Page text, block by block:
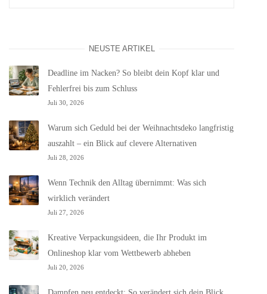
NEUSTE ARTIKEL
Deadline im Nacken? So bleibt dein Kopf klar und
Fehlerfrei bis zum Schluss
Juli 30, 2026
Warum sich Geduld bei der Weihnachtsdeko langfristig
auszahlt – ein Blick auf clevere Alternativen
Juli 28, 2026
Wenn Technik den Alltag übernimmt: Was sich
wirklich verändert
Juli 27, 2026
Kreative Verpackungsideen, die Ihr Produkt im
Onlineshop klar vom Wettbewerb abheben
Juli 20, 2026